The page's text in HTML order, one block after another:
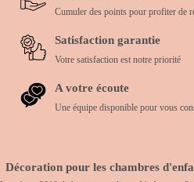
Cumuler des points pour profiter de
Satisfaction garantie
Votre satisfaction est notre priorité
A votre écoute
Une équipe disponible pour vous
Décoration pour les chambres